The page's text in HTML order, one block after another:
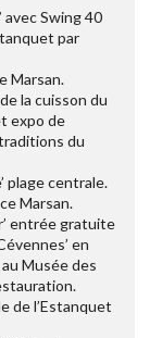
avec Swing 40
par
Marsan.
la cuisson du
expo de
du
plage centrale.
Marsan.
entrée gratuite
en
Musée des
de l’Estanquet